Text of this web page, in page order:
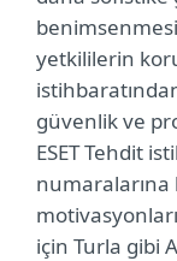
yetkililerin
güvenlik ve
ESET Tehdit
numaralarına
için Turla gibi